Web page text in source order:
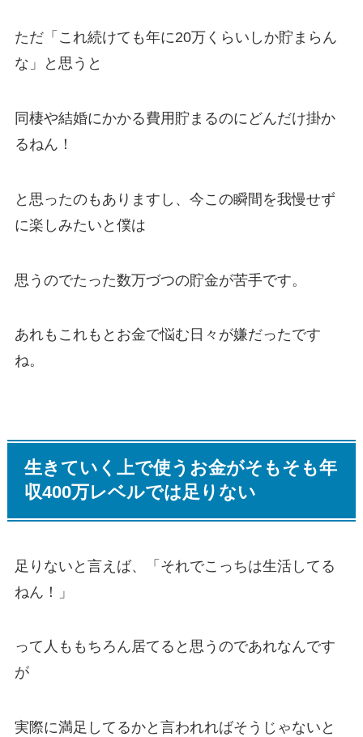
ただ「これ続けても年に20万くらいしか貯まらん
な」と思うと
同棲や結婚にかかる費用貯まるのにどんだけ掛か
るねん！
と思ったのもありますし、今この瞬間を我慢せず
に楽しみたいと僕は
思うのでたった数万づつの貯金が苦手です。
あれもこれもとお金で悩む日々が嫌だったです
ね。
生きていく上で使うお金がそもそも年
収400万レベルでは足りない
足りないと言えば、「それでこっちは生活してる
ねん！」
って人ももちろん居てると思うのであれなんです
が
実際に満足してるかと言われればそうじゃないと